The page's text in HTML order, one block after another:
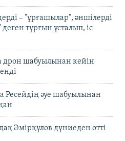
– "ұрғашылар", әншілерді
тұрғын ұсталып, іс
дрон шабуылынан кейін
Ресейдің әуе шабуылынан
Әмірқұлов дүниеден өтті